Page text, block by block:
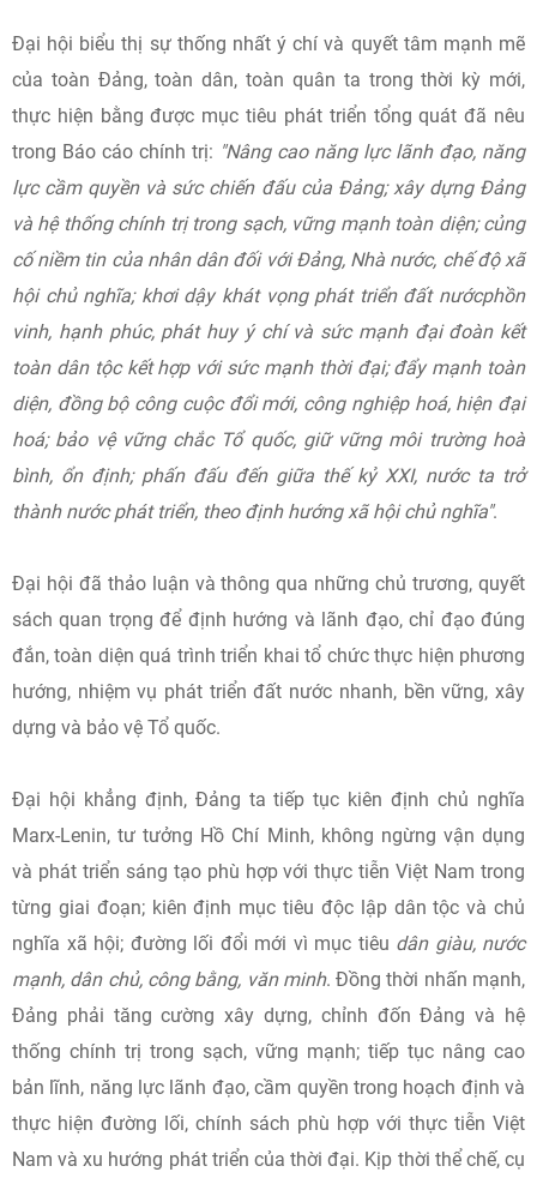
Đại hội biểu thị sự thống nhất ý chí và quyết tâm mạnh mẽ
của toàn Đảng, toàn dân, toàn quân ta trong thời kỳ mới,
thực hiện bằng được mục tiêu phát triển tổng quát đã nêu
trong Báo cáo chính trị: "Nâng cao năng lực lãnh đạo, năng
lực cầm quyền và sức chiến đấu của Đảng; xây dựng Đảng
và hệ thống chính trị trong sạch, vững mạnh toàn diện; củng
cố niềm tin của nhân dân đối với Đảng, Nhà nước, chế độ xã
hội chủ nghĩa; khơi dậy khát vọng phát triển đất nướcphồn
vinh, hạnh phúc, phát huy ý chí và sức mạnh đại đoàn kết
toàn dân tộc kết hợp với sức mạnh thời đại; đẩy mạnh toàn
diện, đồng bộ công cuộc đổi mới, công nghiệp hoá, hiện đại
hoá; bảo vệ vững chắc Tổ quốc, giữ vững môi trường hoà
bình, ổn định; phấn đấu đến giữa thế kỷ XXI, nước ta trở
thành nước phát triển, theo định hướng xã hội chủ nghĩa".
Đại hội đã thảo luận và thông qua những chủ trương, quyết
sách quan trọng để định hướng và lãnh đạo, chỉ đạo đúng
đắn, toàn diện quá trình triển khai tổ chức thực hiện phương
hướng, nhiệm vụ phát triển đất nước nhanh, bền vững, xây
dựng và bảo vệ Tổ quốc.
Đại hội khẳng định, Đảng ta tiếp tục kiên định chủ nghĩa
Marx-Lenin, tư tưởng Hồ Chí Minh, không ngừng vận dụng
và phát triển sáng tạo phù hợp với thực tiễn Việt Nam trong
từng giai đoạn; kiên định mục tiêu độc lập dân tộc và chủ
nghĩa xã hội; đường lối đổi mới vì mục tiêu dân giàu, nước
mạnh, dân chủ, công bằng, văn minh. Đồng thời nhấn mạnh,
Đảng phải tăng cường xây dựng, chỉnh đốn Đảng và hệ
thống chính trị trong sạch, vững mạnh; tiếp tục nâng cao
bản lĩnh, năng lực lãnh đạo, cầm quyền trong hoạch định và
thực hiện đường lối, chính sách phù hợp với thực tiễn Việt
Nam và xu hướng phát triển của thời đại. Kịp thời thể chế, cụ